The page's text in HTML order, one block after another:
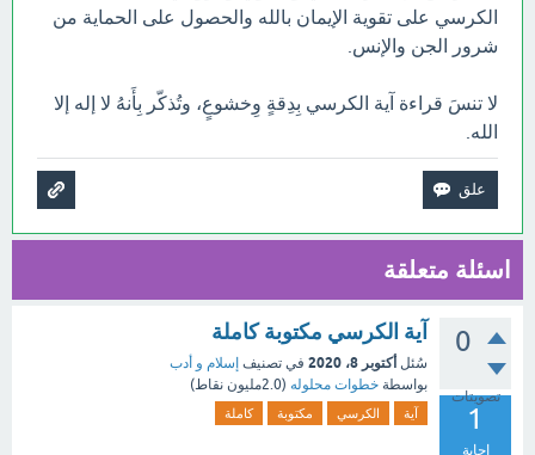
الكرسي على تقوية الإيمان بالله والحصول على الحماية من
شرور الجن والإنس.
لا تنسَ قراءة آية الكرسي بِدِقةٍ وِخشوعٍ، وتُذكّر بِأَنهُ لا إله إلا
الله.
اسئلة متعلقة
0
تصويتات
1
إجابة
آية الكرسي مكتوبة كاملة
سُئل أكتوبر 8، 2020 في تصنيف إسلام و أدب
بواسطة خطوات محلوله (2.0مليون نقاط)
آية الكرسي مكتوبة كاملة